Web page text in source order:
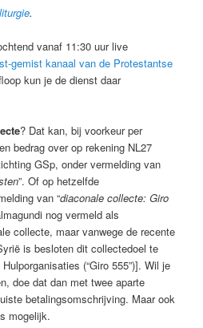
.
vanaf 11:30 uur live
gemist kanaal van de Protestantse
kun je de dienst daar
? Dat kan, bij voorkeur per
bedrag over op rekening NL27
GSp, onder vermelding van
”. Of op hetzelfde
van “diaconale collecte: Giro
nog vermeld als
collecte, maar vanwege de recente
is besloten dit collectedoel te
(“Giro 555”)]. Wil je
doe dat dan met twee aparte
betalingsomschrijving. Maar ook
mogelijk.